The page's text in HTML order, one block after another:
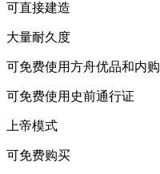
可直接建造
大量耐久度
可免费使用方舟优品和内购
可免费使用史前通行证
上帝模式
可免费购买